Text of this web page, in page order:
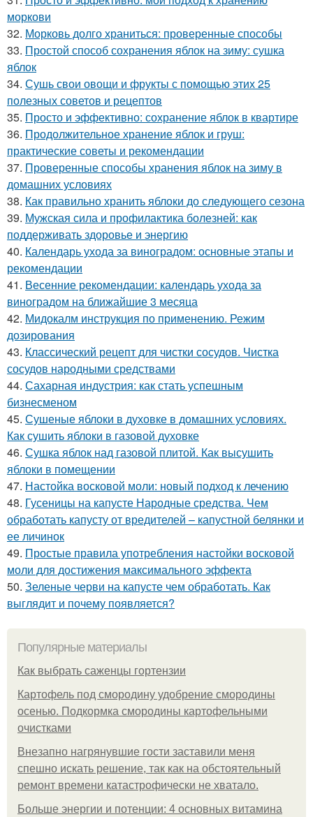
моркови
32. Морковь долго храниться: проверенные способы
33. Простой способ сохранения яблок на зиму: сушка
яблок
34. Сушь свои овощи и фрукты с помощью этих 25
полезных советов и рецептов
35. Просто и эффективно: сохранение яблок в квартире
36. Продолжительное хранение яблок и груш:
практические советы и рекомендации
37. Проверенные способы хранения яблок на зиму в
домашних условиях
38. Как правильно хранить яблоки до следующего сезона
39. Мужская сила и профилактика болезней: как
поддерживать здоровье и энергию
40. Календарь ухода за виноградом: основные этапы и
рекомендации
41. Весенние рекомендации: календарь ухода за
виноградом на ближайшие 3 месяца
42. Мидокалм инструкция по применению. Режим
дозирования
43. Классический рецепт для чистки сосудов. Чистка
сосудов народными средствами
44. Сахарная индустрия: как стать успешным
бизнесменом
45. Сушеные яблоки в духовке в домашних условиях.
Как сушить яблоки в газовой духовке
46. Сушка яблок над газовой плитой. Как высушить
яблоки в помещении
47. Настойка восковой моли: новый подход к лечению
48. Гусеницы на капусте Народные средства. Чем
обработать капусту от вредителей – капустной белянки и
ее личинок
49. Простые правила употребления настойки восковой
моли для достижения максимального эффекта
50. Зеленые черви на капусте чем обработать. Как
выглядит и почему появляется?
Популярные материалы
Как выбрать саженцы гортензии
Картофель под смородину удобрение смородины
осенью. Подкормка смородины картофельными
очистками
Внезапно нагрянувшие гости заставили меня
спешно искать решение, так как на обстоятельный
ремонт времени катастрофически не хватало.
Больше энергии и потенции: 4 основных витамина